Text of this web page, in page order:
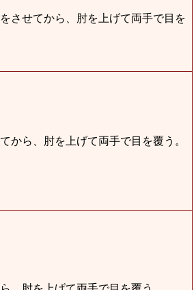
させてから、肘を上げて両手で目を
から、肘を上げて両手で目を覆う。